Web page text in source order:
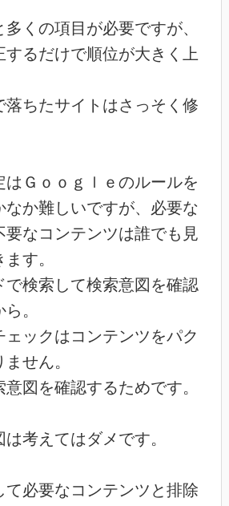
くの項目が必要ですが、
するだけで順位が大きく上
落ちたサイトはさっそく修
はＧｏｏｇｌｅのルールを
なか難しいですが、必要な
要なコンテンツは誰でも見
す。
で検索して検索意図を確認
。
ェックはコンテンツをパク
せん。
図を確認するためです。
考えてはダメです。
て必要なコンテンツと排除